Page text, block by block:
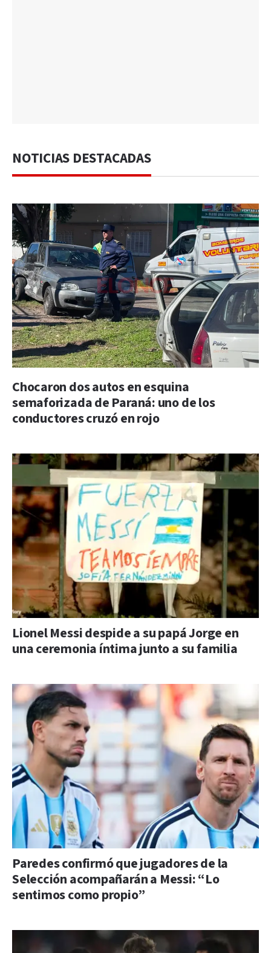
NOTICIAS DESTACADAS
Chocaron dos autos en esquina
semaforizada de Paraná: uno de los
conductores cruzó en rojo
Lionel Messi despide a su papá Jorge en
una ceremonia íntima junto a su familia
Paredes confirmó que jugadores de la
Selección acompañarán a Messi: “Lo
sentimos como propio”